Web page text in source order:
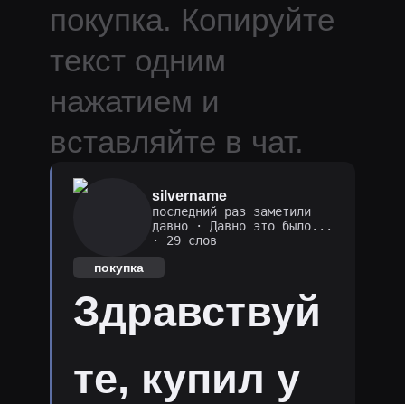
покупка. Копируйте
текст одним
нажатием и
вставляйте в чат.
silvername
последний раз заметили
давно·
Давно это было...
· 29 слов
покупка
Здравствуй
те, купил у